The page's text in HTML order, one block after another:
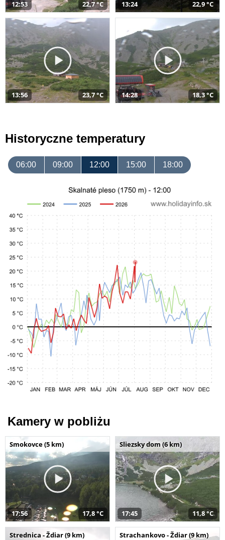
12:53 22,7 °C 13:24 22,9 °C
13:56 23,7 °C 14:28 18,3 °C
Historyczne temperatury
06:00 09:00 12:00 15:00 18:00
Kamery w pobliżu
Smokovce (5 km)
17:56 17,8 °C
Sliezsky dom (6 km)
17:45 11,8 °C
Strednica - Ždiar (9 km) Strachankovo - Ždiar (9 km)